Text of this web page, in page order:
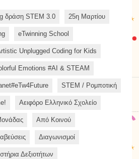
δράση STEM 3.0 25η Μαρτίου
eTwinning School
Unplugged Coding for Kids
Emotions #AI & STEAM
STEM / Ρομποτική
Αειφόρο Ελληνικό Σχολείο
Από Κοινού
Διαγωνισμοί
Δεξιοτήτων